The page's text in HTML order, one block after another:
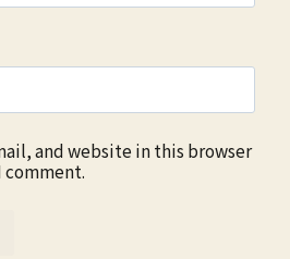
and website in this browser